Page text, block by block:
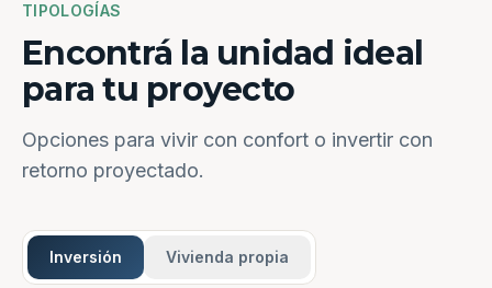
TIPOLOGÍAS
Encontrá la unidad ideal
para tu proyecto
Opciones para vivir con confort o invertir con
retorno proyectado.
Inversión Vivienda propia